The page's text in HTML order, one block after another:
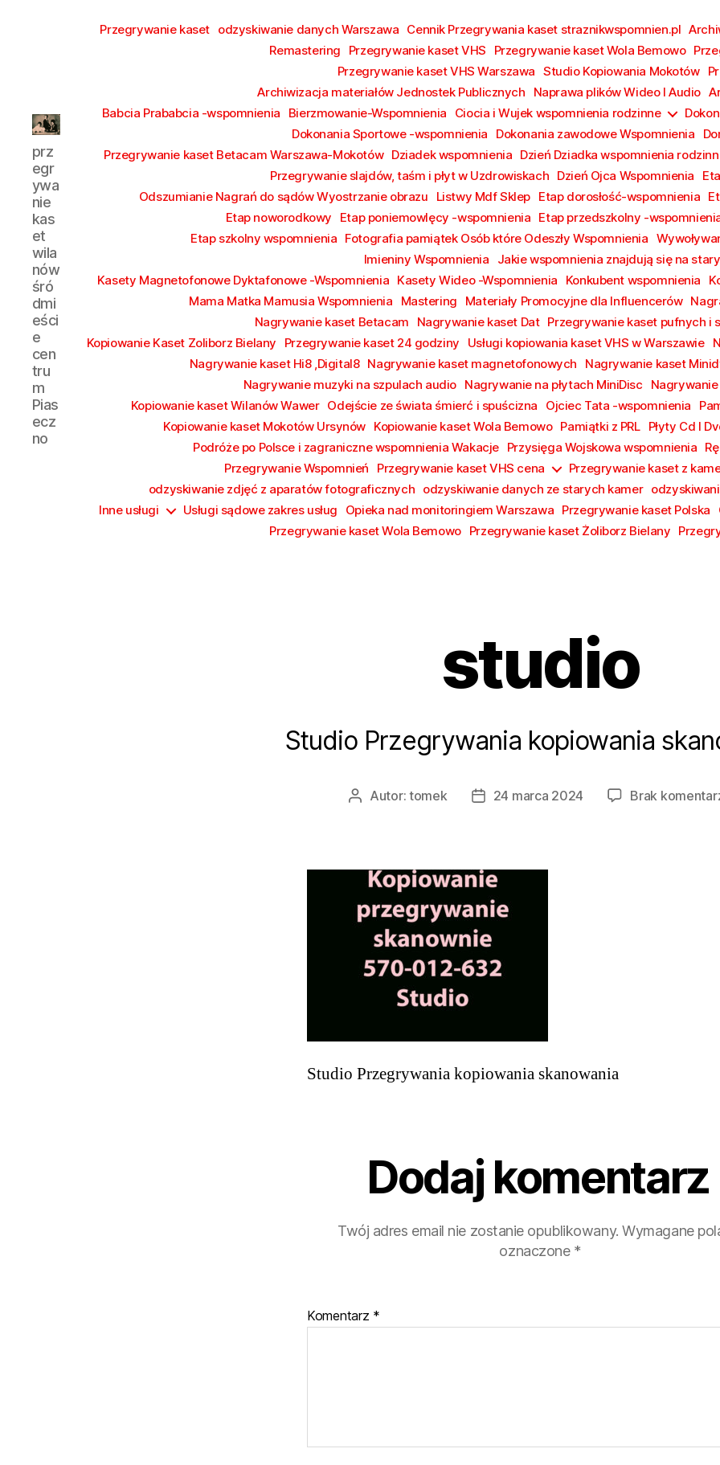
kaset
wilanów
śródmieście
piaseczno
prz
egr
ywa
nie
kas
et
wila
nów
śró
dmi
eści
e
cen
tru
m
Pias
ecz
no
Przegrywanie kaset odzyskiwanie danych Warszawa Cennik Przegrywania kaset straznikwspomnien.pl
Remastering
Przegrywanie kaset VHS Przegrywanie kaset Wola Bemowo
Przegrywanie kaset VHS Warszawa Studio Kopiowania Mokotów
Archiwizacja materiałów Jednostek Publicznych
Naprawa plików Wideo I Audio
Babcia Prababcia -wspomnienia
Bierzmowanie-Wspomnienia Ciocia i Wujek wspomnienia rodzinne
Dokonania Sportowe -wspomnienia
Dokonania zawodowe Wspomnienia
Przegrywanie kaset Betacam Warszawa-Mokotów Dziadek wspomnienia Dzień Dziadka wspomnienia
Przegrywanie slajdów, taśm i płyt w Uzdrowiskach Dzień Ojca Wspomnienia
Odszumianie Nagrań do sądów Wyostrzanie obrazu
Listwy Mdf Sklep Etap dorosłość-wspomnienia
Etap noworodkowy
Etap poniemowlęcy -wspomnienia Etap przedszkolny -
Etap szkolny wspomnienia Fotografia pamiątek Osób które Odeszły Wspomnienia
Imieniny Wspomnienia
Jakie wspomnienia znajdują się na
Kasety Magnetofonowe Dyktafonowe -Wspomnienia Kasety Wideo -Wspomnienia Konkubent wspomnienia
Mama Matka Mamusia Wspomnienia
Mastering Materiały Promocyjne dla Influencerów
Nagrywanie kaset Betacam
Nagrywanie kaset Dat Przegrywanie kaset pufnych i
Kopiowanie Kaset Zoliborz Bielany
Przegrywanie kaset 24 godziny Usługi kopiowania kaset VHS w Warszawie
Nagrywanie kaset Hi8 ,Digital8 Nagrywanie kaset magnetofonowych
Nagrywanie kaset
Nagrywanie muzyki na szpulach audio Nagrywanie na płytach MiniDisc
Nagrywanie
Kopiowanie kaset Wilanów Wawer Odejście ze świata śmierć i spuścizna Ojciec Tata -wspomnienia
Kopiowanie kaset Mokotów Ursynów Kopiowanie kaset Wola Bemowo Pamiątki z PRL Płyty Cd I
Podróże po Polsce i zagraniczne wspomnienia Wakacje Przysięga Wojskowa wspomnienia
Przegrywanie Wspomnień
Przegrywanie kaset VHS cena
Przegrywanie kaset z
odzyskiwanie zdjęć z aparatów fotograficznych odzyskiwanie danych ze starych kamer
Inne usługi
Usługi sądowe zakres usług Opieka nad monitoringiem Warszawa Przegrywanie kaset Polska
Przegrywanie kaset Wola Bemowo Przegrywanie kaset Żoliborz Bielany
studio
Studio Przegrywania kopiowania
AutorAutor: tomek
Data24 marca 2024 Brak
Studio Przegrywania kopiowania skanowania
Dodaj komentarz
Twój adres email nie zostanie opublikowany. Wymagane
oznaczone *
Komentarz *